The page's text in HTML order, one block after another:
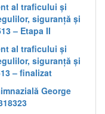
al traficului și
siguranță și
– Etapa II
al traficului și
siguranță și
– finalizat
George